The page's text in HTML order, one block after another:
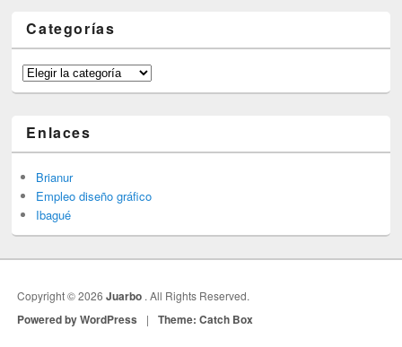
Categorías
Categorías
Enlaces
Brianur
Empleo diseño gráfico
Ibagué
Copyright © 2026Juarbo . All Rights Reserved.
Powered by WordPress | Theme: Catch Box